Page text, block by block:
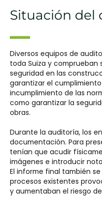
Situación del
Diversos equipos de
toda Suiza y comprueban
seguridad en las
garantizar el
incumplimiento de las
como garantizar la
obras.
Durante la auditoría, los
documentación. Para
tenían que acudir
imágenes e introducir
El informe final también
procesos existentes
y aumentaban el riesgo